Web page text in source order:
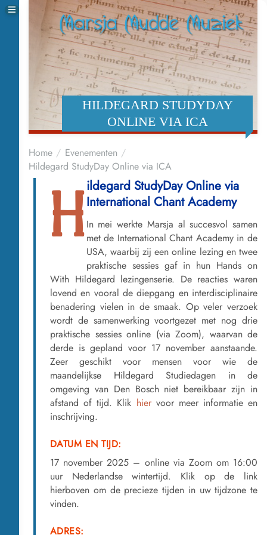
HILDEGARD STUDYDAY
ONLINE VIA ICA
Home
Evenementen
Hildegard StudyDay Online via ICA
H
ildegard StudyDay Online via
International Chant Academy
In mei werkte Marsja al succesvol samen
met de International Chant Academy in de
USA, waarbij zij een online lezing en twee
praktische sessies gaf in hun Hands on
With Hildegard lezingenserie. De reacties waren
lovend en vooral de diepgang en interdisciplinaire
benadering vielen in de smaak. Op veler verzoek
wordt de samenwerking voortgezet met nog drie
praktische sessies online (via Zoom), waarvan de
derde is gepland voor 17 november aanstaande.
Zeer geschikt voor mensen voor wie de
maandelijkse Hildegard Studiedagen in de
omgeving van Den Bosch niet bereikbaar zijn in
afstand of tijd. Klik hiervoor meer informatie en
inschrijving.
DATUM EN TIJD:
17 november 2025 – online via Zoom om 16:00
uur Nederlandse wintertijd. Klik op de link
hierboven om de precieze tijden in uw tijdzone te
vinden.
ADRES: